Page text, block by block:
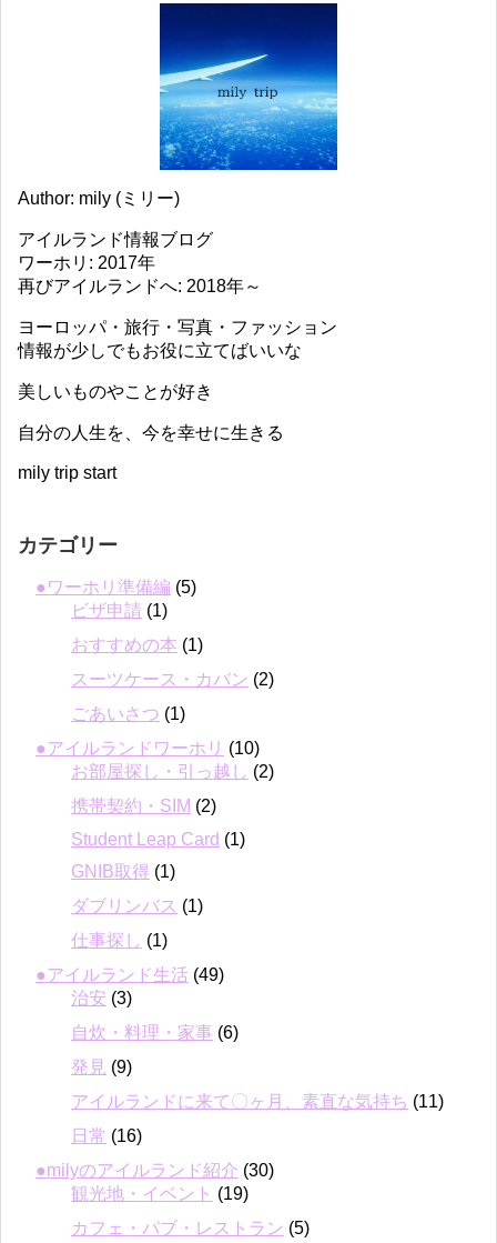
Author: mily (ミリー)
アイルランド情報ブログ
ワーホリ: 2017年
再びアイルランドへ: 2018年～
ヨーロッパ・旅行・写真・ファッション
情報が少しでもお役に立てばいいな
美しいものやことが好き
自分の人生を、今を幸せに生きる
mily trip start
カテゴリー
●ワーホリ準備編 (5)
ビザ申請 (1)
おすすめの本 (1)
スーツケース・カバン (2)
ごあいさつ (1)
●アイルランドワーホリ (10)
お部屋探し・引っ越し (2)
携帯契約・SIM (2)
Student Leap Card (1)
GNIB取得 (1)
ダブリンバス (1)
仕事探し (1)
●アイルランド生活 (49)
治安 (3)
自炊・料理・家事 (6)
発見 (9)
アイルランドに来て〇ヶ月、素直な気持ち (11)
日常 (16)
●milyのアイルランド紹介 (30)
観光地・イベント (19)
カフェ・パブ・レストラン (5)